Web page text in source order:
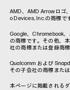
AMD、AMD Arrowロゴ
o Devices, Inc.の商標で
Google、Chromebook
の商標です。その他、
社の商標または登録商標
Qualcomm および
その子会社の商標また
本ページに掲載される